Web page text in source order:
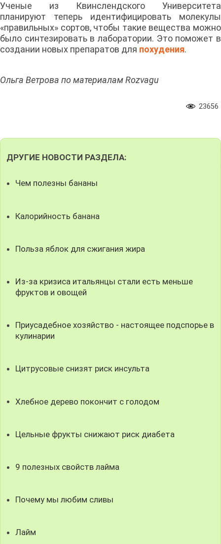
Ученые из Квинслендского Университета
планируют теперь идентифицировать молекулы
«правильных» сортов, чтобы такие вещества можно
было синтезировать в лаборатории. Это поможет в
создании новых препаратов для похудения.
Ольга Ветрова по материалам Rozvagu
23656
ДРУГИЕ НОВОСТИ РАЗДЕЛА:
Чем полезны бананы
Калорийность банана
Польза яблок для сжигания жира
Из-за кризиса итальянцы стали есть меньше
фруктов и овощей
Приусадебное хозяйство - настоящее подспорье в
кулинарии
Цитрусовые снизят риск инсульта
Хлебное дерево покончит с голодом
Цельные фрукты снижают риск диабета
9 полезных свойств лайма
Почему мы любим сливы
Лайм